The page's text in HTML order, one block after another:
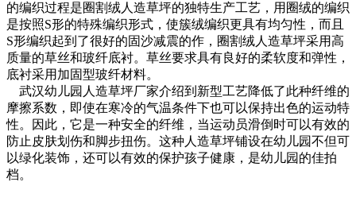
的编织过程是圈割绒人造草坪的独特生产工艺，用圈绒的编织
是按照S形的特殊编织形式，使簇绒编织更具有均匀性，而且
S形编织起到了很好的固沙减震的作，圈割绒人造草坪采用高
质量的草丝和玻纤底衬。草丝要求具有良好的柔软度和弹性，
底衬采用加固型玻纤材料。
武汉幼儿园人造草坪厂家介绍到新型工艺降低了此种纤维的
摩擦系数，即使在寒冷的气温条件下也可以保持出色的运动特
性。因此，它是一种安全的纤维，当运动员滑倒时可以有效的
防止皮肤划伤和脚步扭伤。这种人造草坪铺设在幼儿园不但可
以绿化装饰，还可以有效的保护孩子健康，是幼儿园的佳拍
档。